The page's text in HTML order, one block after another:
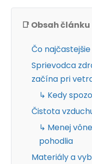
📑 Obsah článku
Čo
Sprievodca
začína pri
↳ Kedy
Čistota
↳ Menej
pohodlia
Materiály a